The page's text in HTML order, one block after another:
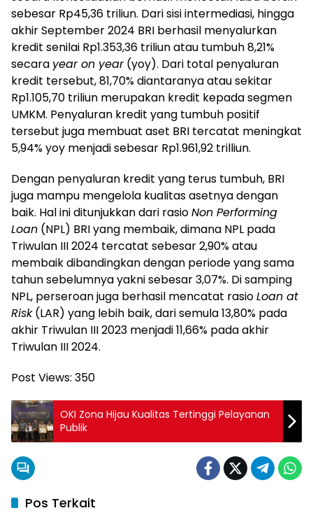
sebesar Rp45,36 triliun. Dari sisi intermediasi, hingga
akhir September 2024 BRI berhasil menyalurkan
kredit senilai Rp1.353,36 triliun atau tumbuh 8,21%
secara year on year(yoy). Dari total penyaluran
kredit tersebut, 81,70% diantaranya atau sekitar
Rp1.105,70 triliun merupakan kredit kepada segmen
UMKM. Penyaluran kredit yang tumbuh positif
tersebut juga membuat aset BRI tercatat meningkat
5,94% yoy menjadi sebesar Rp1.961,92 trilliun.
Dengan penyaluran kredit yang terus tumbuh, BRI
juga mampu mengelola kualitas asetnya dengan
baik. Hal ini ditunjukkan dari rasioNon Performing
Loan (NPL) BRI yang membaik, dimana NPL pada
Triwulan III 2024 tercatat sebesar 2,90% atau
membaik dibandingkan dengan periode yang sama
tahun sebelumnya yakni sebesar 3,07%. Di samping
NPL, perseroan juga berhasil mencatat rasioLoan at
Risk(LAR) yang lebih baik, dari semula 13,80% pada
akhir Triwulan III 2023 menjadi 11,66% pada akhir
Triwulan III 2024.
Post Views: 350
OKI Zona Hijau Kualitas Tertinggi Pelayanan
Publik
Pos Terkait